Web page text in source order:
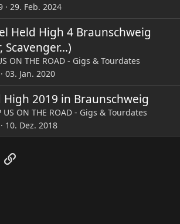
29. Feb. 2024
Held High 4 Braunschweig
Scavenger...)
ON THE ROAD - Gigs & Tourdates
03. Jan. 2020
High 2019 in Braunschweig
US ON THE ROAD - Gigs & Tourdates
10. Dez. 2018
Link